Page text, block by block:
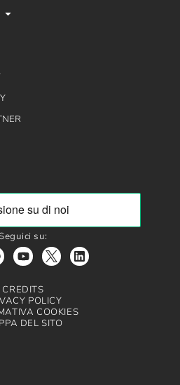
Seguici su:
CREDITS
POLICY
COOKIES
DEL SITO